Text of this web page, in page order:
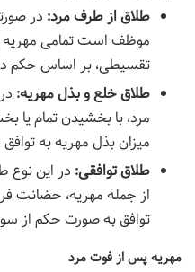
طلاق از طرف مرد: در
موظف است تمامی مهریه
تقسیطی، بر اساس حکم
طلاق خلع و بذل مهریه:
مرد، با بخشیدن تمام یا
میزان بذل مهریه به
طلاق توافقی: در این نوع
از جمله مهریه، حضانت
توافق به صورت حکم از
مهریه پس از فوت مرد